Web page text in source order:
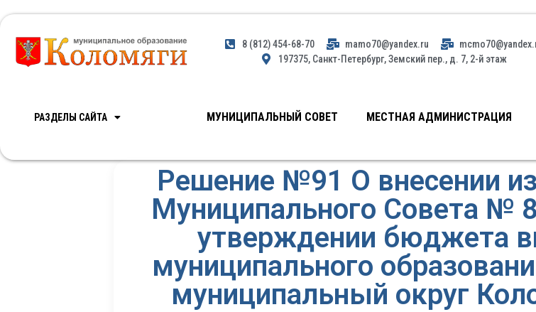
8 (812) 454-68-70 mamo70@yandex.ru
197375, Санкт-Петербург, Земский пер., д. 7, 2-й этаж
РАЗДЕЛЫ САЙТА МУНИЦИПАЛЬНЫЙ СОВЕТ МЕСТНАЯ АДМИНИСТРАЦИЯ
Решение №91 О внесении
Муниципального Совета №
утверждении бюджета
муниципального
муниципальный округ